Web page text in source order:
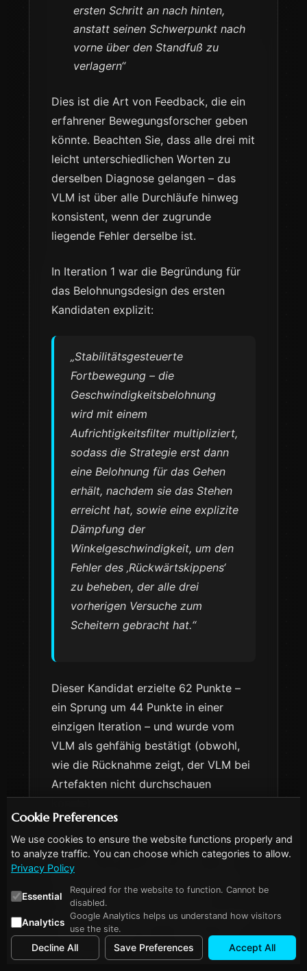
ersten Schritt an nach hinten,
anstatt seinen Schwerpunkt nach
vorne über den Standfuß zu
verlagern“
Dies ist die Art von Feedback, die ein
erfahrener Bewegungsforscher geben
könnte. Beachten Sie, dass alle drei mit
leicht unterschiedlichen Worten zu
derselben Diagnose gelangen – das
VLM ist über alle Durchläufe hinweg
konsistent, wenn der zugrunde
liegende Fehler derselbe ist.
In Iteration 1 war die Begründung für
das Belohnungsdesign des ersten
Kandidaten explizit:
„Stabilitätsgesteuerte
Fortbewegung – die
Geschwindigkeitsbelohnung
wird mit einem
Aufrichtigkeitsfilter multipliziert,
sodass die Strategie erst dann
eine Belohnung für das Gehen
erhält, nachdem sie das Stehen
erreicht hat, sowie eine explizite
Dämpfung der
Winkelgeschwindigkeit, um den
Fehler des ‚Rückwärtskippens‘
zu beheben, der alle drei
vorherigen Versuche zum
Scheitern gebracht hat.“
Dieser Kandidat erzielte 62 Punkte –
ein Sprung um 44 Punkte in einer
einzigen Iteration – und wurde vom
VLM als gehfähig bestätigt (obwohl,
wie die Rücknahme zeigt, der VLM bei
Artefakten nicht durchschauen
Der Punkt ist nicht der 44-Punkte-
Sprung an sich. Es geht darum, dass
das LLM eine strukturelle Korrektur
für einen vom VLM benannten
spezifischen Fehlermodus vorschlug ,
anstatt dieselbe Form zweimal erneut
zu versuchen. Das passiert bei rein
Cookie Preferences
We use cookies to ensure the website functions properly and
to analyze traffic. You can choose which categories to allow.
Privacy Policy
Essential
Required for the website to function. Cannot be
disabled.
Analytics
Google Analytics helps us understand how visitors
use the site.
Decline All Save Preferences Accept All